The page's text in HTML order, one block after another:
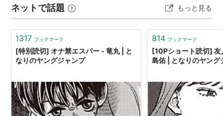
(涙) 前編のほうは正直開始5分で泣い…
ネットで話題 もっと見る
1317 ブックマーク
[特別読切] オナ禁エスパー - 竜丸 | と
なりのヤングジャンプ
814 ブックマーク
[10Pショート読切]
島佑 | となりのヤング